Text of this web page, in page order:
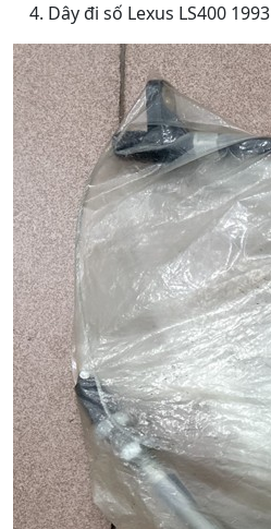
Dây đi số Lexus LS400 1993